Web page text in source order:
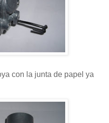
con la junta de papel ya